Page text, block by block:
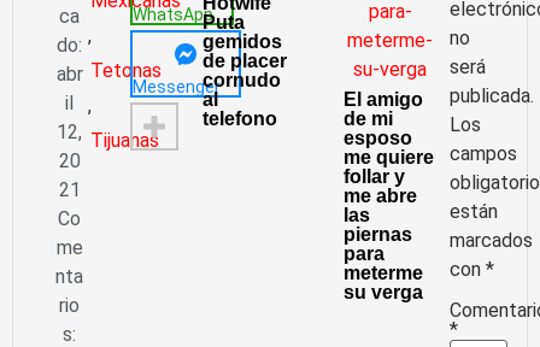
ca
do:
abr
il
12,
20
21
Co
me
nta
rio
s:
,
Tetonas
,
Tijuanas
WhatsApp
Messenger
Puta
gemidos
de placer
cornudo
al
telefono
El amigo
de mi
esposo
me quiere
follar y
me abre
las
piernas
para
meterme
su verga
no
será
publicada.
Los
campos
están
marcados
con *
*